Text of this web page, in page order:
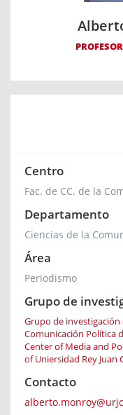
Centro
Fac. de CC. de la
Departamento
Ciencias de la
Área
Periodismo
Grupo de
Grupo de
Comunicación Política
Center of Media and
of Uniersidad Rey Juan
Contacto